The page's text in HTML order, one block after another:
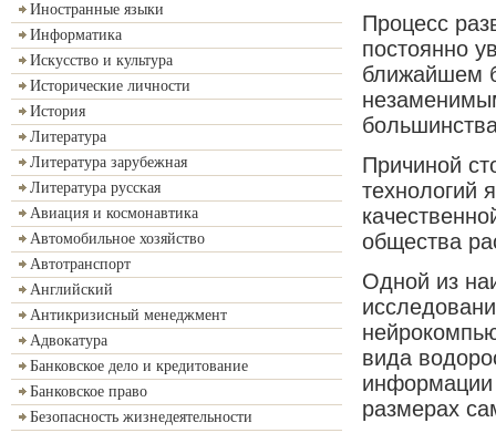
Иностранные языки
Информатика
Искусство и культура
Исторические личности
История
Литература
Литература зарубежная
Литература русская
Авиация и космонавтика
Автомобильное хозяйство
Автотранспорт
Английский
Антикризисный менеджмент
Адвокатура
Банковское дело и кредитование
Банковское право
Безопасность жизнедеятельности
Процесс
постоянно
ближайшем
Причиной
технологий
общества
Одной из
вида
информации
размерах